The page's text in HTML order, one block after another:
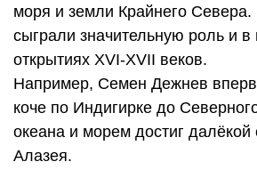
моря и земли Крайнего Севера.
сыграли значительную роль и в
открытиях XVI-XVII веков.
Например, Семен Дежнев
коче по Индигирке до
океана и морем достиг далёкой
Алазея.